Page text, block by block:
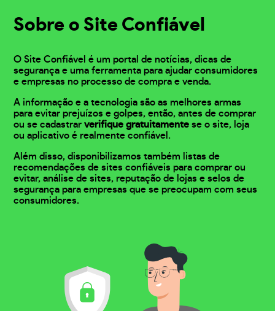
Sobre o Site Confiável
O Site Confiável é um portal de notícias, dicas de
segurança e uma ferramenta para ajudar consumidores
e empresas no processo de compra e venda.
A informação e a tecnologia são as melhores armas
para evitar prejuízos e golpes, então, antes de comprar
ou se cadastrarverifique gratuitamente se o site, loja
ou aplicativo é realmente confiável.
Além disso, disponibilizamos também listas de
recomendações de sites confiáveis para comprar ou
evitar, análise de sites, reputação de lojas e selos de
segurança para empresas que se preocupam com seus
consumidores.